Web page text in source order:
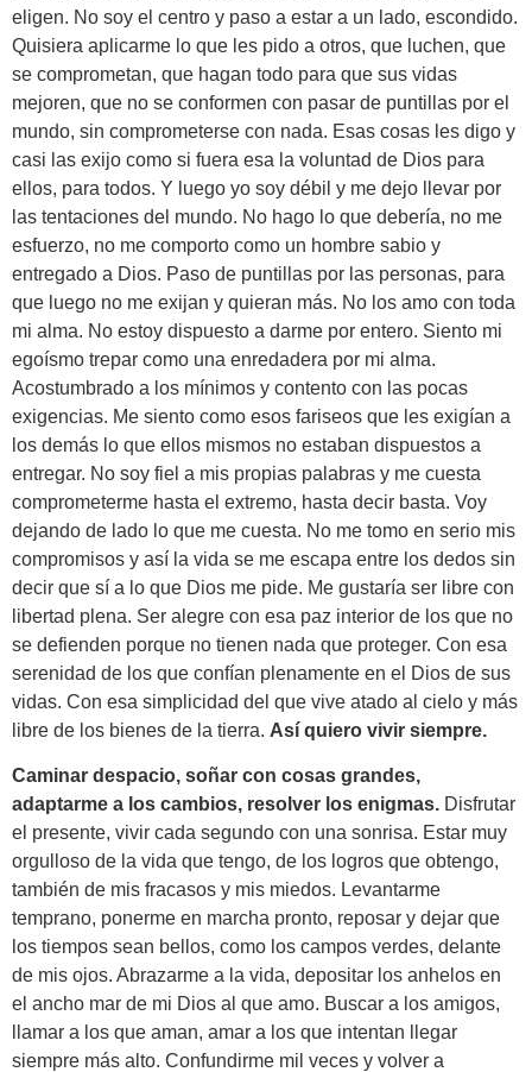
eligen. No soy el centro y paso a estar a un lado, escondido.
Quisiera aplicarme lo que les pido a otros, que luchen, que
se comprometan, que hagan todo para que sus vidas
mejoren, que no se conformen con pasar de puntillas por el
mundo, sin comprometerse con nada. Esas cosas les digo y
casi las exijo como si fuera esa la voluntad de Dios para
ellos, para todos. Y luego yo soy débil y me dejo llevar por
las tentaciones del mundo. No hago lo que debería, no me
esfuerzo, no me comporto como un hombre sabio y
entregado a Dios. Paso de puntillas por las personas, para
que luego no me exijan y quieran más. No los amo con toda
mi alma. No estoy dispuesto a darme por entero. Siento mi
egoísmo trepar como una enredadera por mi alma.
Acostumbrado a los mínimos y contento con las pocas
exigencias. Me siento como esos fariseos que les exigían a
los demás lo que ellos mismos no estaban dispuestos a
entregar. No soy fiel a mis propias palabras y me cuesta
comprometerme hasta el extremo, hasta decir basta. Voy
dejando de lado lo que me cuesta. No me tomo en serio mis
compromisos y así la vida se me escapa entre los dedos sin
decir que sí a lo que Dios me pide. Me gustaría ser libre con
libertad plena. Ser alegre con esa paz interior de los que no
se defienden porque no tienen nada que proteger. Con esa
serenidad de los que confían plenamente en el Dios de sus
vidas. Con esa simplicidad del que vive atado al cielo y más
libre de los bienes de la tierra. Así quiero vivir siempre.
Caminar despacio, soñar con cosas grandes,
adaptarme a los cambios, resolver los enigmas. Disfrutar
el presente, vivir cada segundo con una sonrisa. Estar muy
orgulloso de la vida que tengo, de los logros que obtengo,
también de mis fracasos y mis miedos. Levantarme
temprano, ponerme en marcha pronto, reposar y dejar que
los tiempos sean bellos, como los campos verdes, delante
de mis ojos. Abrazarme a la vida, depositar los anhelos en
el ancho mar de mi Dios al que amo. Buscar a los amigos,
llamar a los que aman, amar a los que intentan llegar
siempre más alto. Confundirme mil veces y volver a